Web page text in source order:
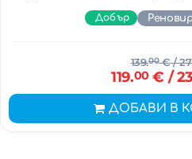
Добър
139.00€/
119.00€ /
ДОБАВИ В